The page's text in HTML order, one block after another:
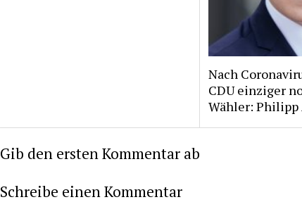
Nach
CDU einziger
Wähler: Philipp
Gib den ersten Kommentar ab
Schreibe einen Kommentar